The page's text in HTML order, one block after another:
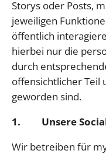
Storys oder Posts,
jeweiligen
öffentlich
hierbei nur die
durch
offensichtlicher Teil
geworden sind.
1. Unsere
Wir betreiben für